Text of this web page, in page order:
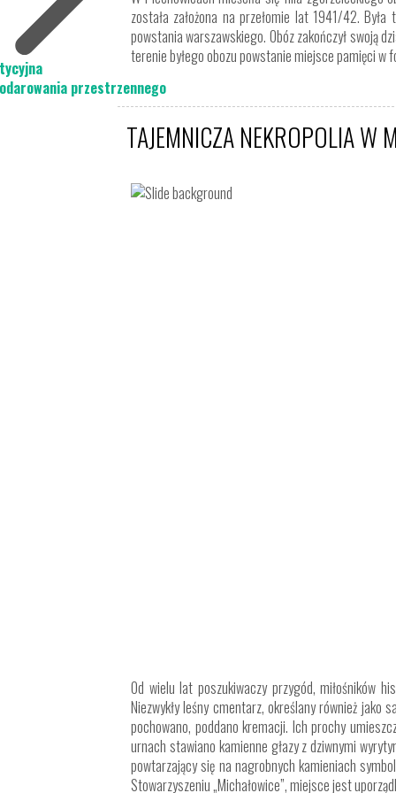
została założona na przełomie lat 1941/42.
powstania warszawskiego. Obóz zakończył swoją
terenie byłego obozu powstanie miejsce pamięci
TAJEMNICZA NEKROPOLIA W
Od wielu lat poszukiwaczy przygód, miłośników
Niezwykły leśny cmentarz, określany również jako
pochowano, poddano kremacji. Ich prochy
urnach stawiano kamienne głazy z dziwnymi
powtarzający się na nagrobnych kamieniach
Stowarzyszeniu „Michałowice”, miejsce jest
przestrzennego